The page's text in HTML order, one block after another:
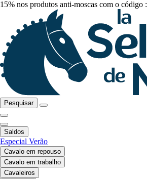
15% nos produtos anti-moscas com o código :
Pesquisar
Saldos
Especial Verão
Cavalo em repouso
Cavalo em trabalho
Cavaleiros